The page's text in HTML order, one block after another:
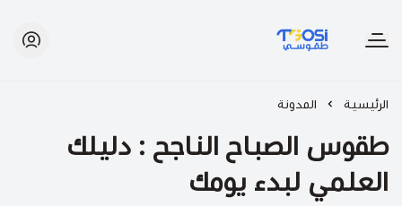
طقوسي | TGOSI
الرئيسية المدونة
طقوس الصباح الناجح : دليلك
العلمي لبدء يومك